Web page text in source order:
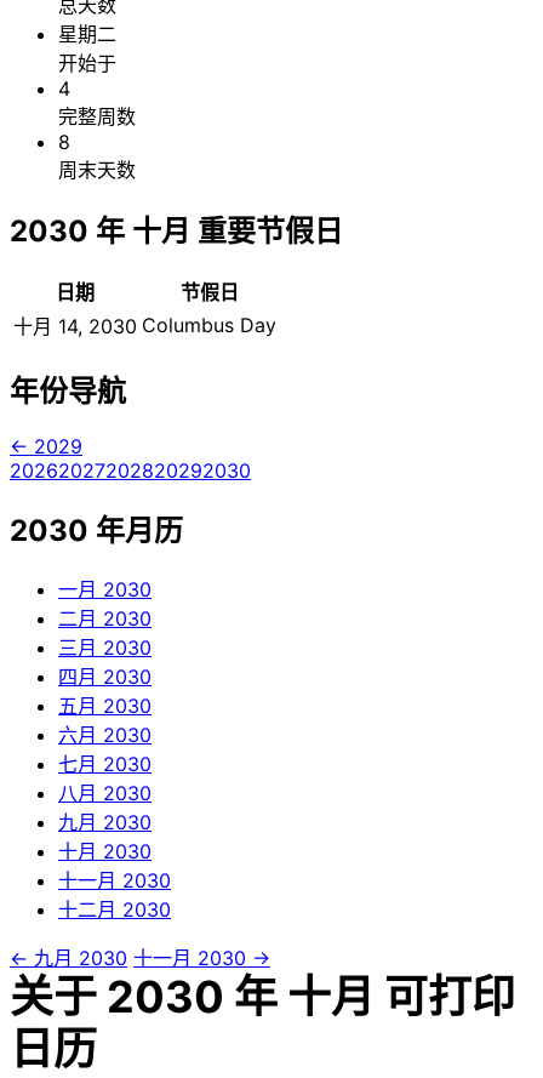
星期二
开始于
4
完整周数
8
周末天数
2030 年 十月 重要节假日
日期
节假日
十月 14, 2030 Columbus Day
年份导航
← 2029
20262027202820292030
2030 年月历
一月 2030
二月 2030
三月 2030
四月 2030
五月 2030
六月 2030
七月 2030
八月 2030
九月 2030
十月 2030
十一月 2030
十二月 2030
← 九月 2030 十一月 2030 →
关于 2030 年 十月 可打印
日历